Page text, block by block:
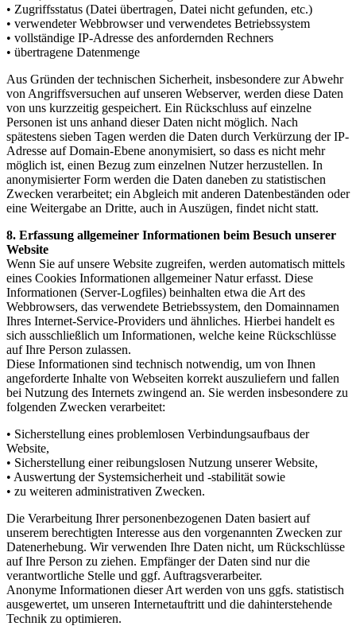
• Zugriffsstatus (Datei übertragen, Datei nicht gefunden, etc.)
• verwendeter Webbrowser und verwendetes Betriebssystem
• vollständige IP-Adresse des anfordernden Rechners
• übertragene Datenmenge
Aus Gründen der technischen Sicherheit, insbesondere zur Abwehr
von Angriffsversuchen auf unseren Webserver, werden diese Daten
von uns kurzzeitig gespeichert. Ein Rückschluss auf einzelne
Personen ist uns anhand dieser Daten nicht möglich. Nach
spätestens sieben Tagen werden die Daten durch Verkürzung der IP-
Adresse auf Domain-Ebene anonymisiert, so dass es nicht mehr
möglich ist, einen Bezug zum einzelnen Nutzer herzustellen. In
anonymisierter Form werden die Daten daneben zu statistischen
Zwecken verarbeitet; ein Abgleich mit anderen Datenbeständen oder
eine Weitergabe an Dritte, auch in Auszügen, findet nicht statt.
8. Erfassung allgemeiner Informationen beim Besuch unserer
Website
Wenn Sie auf unsere Website zugreifen, werden automatisch mittels
eines Cookies Informationen allgemeiner Natur erfasst. Diese
Informationen (Server-Logfiles) beinhalten etwa die Art des
Webbrowsers, das verwendete Betriebssystem, den Domainnamen
Ihres Internet-Service-Providers und ähnliches. Hierbei handelt es
sich ausschließlich um Informationen, welche keine Rückschlüsse
auf Ihre Person zulassen.
Diese Informationen sind technisch notwendig, um von Ihnen
angeforderte Inhalte von Webseiten korrekt auszuliefern und fallen
bei Nutzung des Internets zwingend an. Sie werden insbesondere zu
folgenden Zwecken verarbeitet:
• Sicherstellung eines problemlosen Verbindungsaufbaus der
Website,
• Sicherstellung einer reibungslosen Nutzung unserer Website,
• Auswertung der Systemsicherheit und -stabilität sowie
• zu weiteren administrativen Zwecken.
Die Verarbeitung Ihrer personenbezogenen Daten basiert auf
unserem berechtigten Interesse aus den vorgenannten Zwecken zur
Datenerhebung. Wir verwenden Ihre Daten nicht, um Rückschlüsse
auf Ihre Person zu ziehen. Empfänger der Daten sind nur die
verantwortliche Stelle und ggf. Auftragsverarbeiter.
Anonyme Informationen dieser Art werden von uns ggfs. statistisch
ausgewertet, um unseren Internetauftritt und die dahinterstehende
Technik zu optimieren.